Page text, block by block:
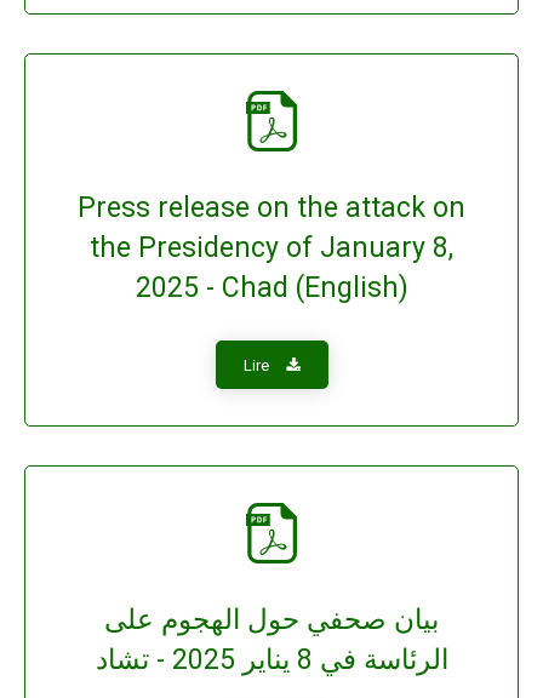
Press release on the attack on
the Presidency of January 8,
2025 - Chad (English)
Lire
بيان صحفي حول الهجوم على
الرئاسة في 8 يناير 2025 - تشاد